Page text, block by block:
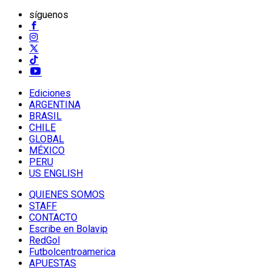
síguenos
Ediciones
ARGENTINA
BRASIL
CHILE
GLOBAL
MÉXICO
PERU
US ENGLISH
QUIENES SOMOS
STAFF
CONTACTO
Escribe en Bolavip
RedGol
Futbolcentroamerica
APUESTAS